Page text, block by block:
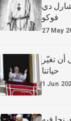
دي
فوكو
27 May
أن تغيّر
حياتنا
1 Jun